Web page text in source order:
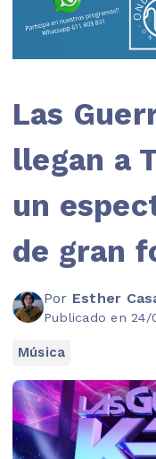
Las
llegan a
un
de gran
Por Esther
Publicado en 24/
Música